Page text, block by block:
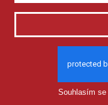
Souhlasím se